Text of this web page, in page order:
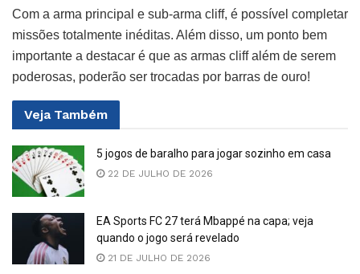
Com a arma principal e sub-arma cliff, é possível completar
missões totalmente inéditas. Além disso, um ponto bem
importante a destacar é que as armas cliff além de serem
poderosas, poderão ser trocadas por barras de ouro!
Veja Também
5 jogos de baralho para jogar sozinho em casa
22 DE JULHO DE 2026
EA Sports FC 27 terá Mbappé na capa; veja
quando o jogo será revelado
21 DE JULHO DE 2026